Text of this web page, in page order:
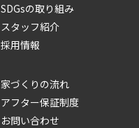
SDGsの取り組み
スタッフ紹介
採用情報
家づくりの流れ
アフター保証制度
お問い合わせ